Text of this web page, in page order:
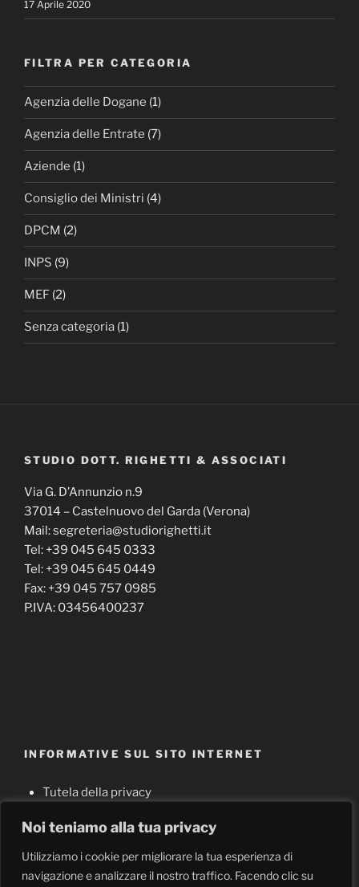
Noi teniamo alla tua privacy
Utilizziamo i cookie per migliorare la tua esperienza di
navigazione e analizzare il nostro traffico. Facendo clic su
17 Aprile 2020
FILTRA PER CATEGORIA
Agenzia delle Dogane (1)
Agenzia delle Entrate (7)
Aziende (1)
Consiglio dei Ministri (4)
DPCM (2)
INPS (9)
MEF (2)
Senza categoria (1)
STUDIO DOTT. RIGHETTI & ASSOCIATI
Via G. D’Annunzio n.9
37014 – Castelnuovo del Garda (Verona)
Mail: segreteria@studiorighetti.it
Tel: +39 045 645 0333
Tel: +39 045 645 0449
Fax: +39 045 757 0985
P.IVA: 03456400237
INFORMATIVE SUL SITO INTERNET
Tutela della privacy
Cookie policy
Note legali